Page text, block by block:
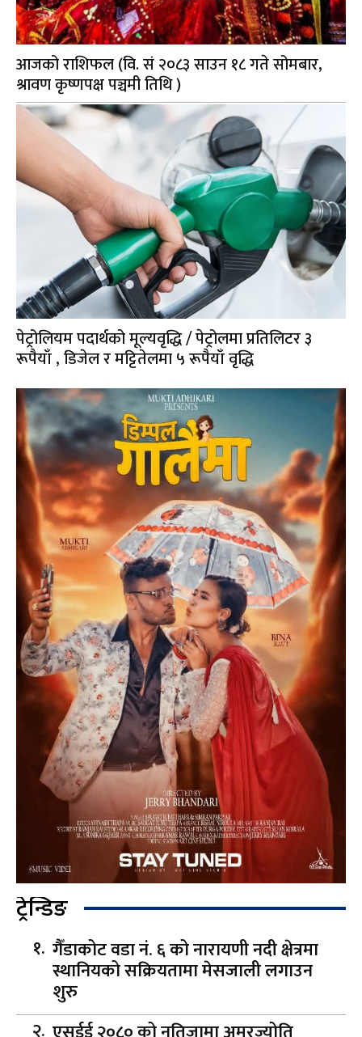
आजको राशिफल (वि. सं २०८३ साउन १८ गते सोमबार,
श्रावण कृष्णपक्ष पञ्चमी तिथि )
पेट्रोलियम पदार्थको मूल्यवृद्धि / पेट्रोलमा प्रतिलिटर ३
रूपैयाँ , डिजेल र मट्टितेलमा ५ रूपैयाँ वृद्धि
ट्रेन्डिङ
गैँडाकोट वडा नं. ६ को नारायणी नदी क्षेत्रमा
स्थानियको सक्रियतामा मेसजाली लगाउन
शुरु